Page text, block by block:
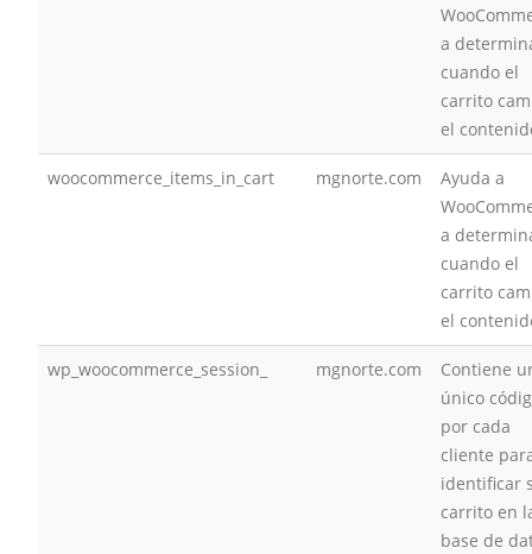
a
cuando el
carrito
el
woocommerce_items_in_cart mgnorte.com
Ayuda a
a
cuando el
carrito
el
wp_woocommerce_session_ mgnorte.com
Contiene
único
por cada
cliente
identificar
carrito en
base de